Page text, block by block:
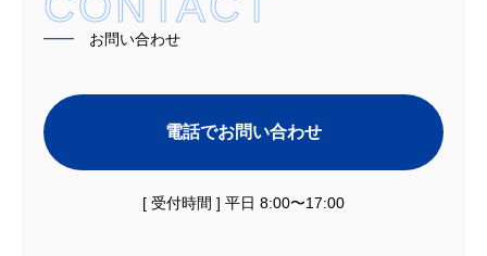
━━ お問い合わせ
電話でお問い合わせ
[ 受付時間 ] 平日 8:00〜17:00